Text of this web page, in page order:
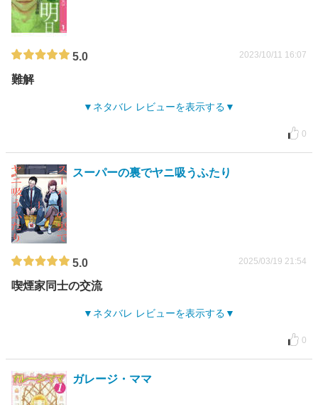
5.0 2023/10/11 16:07
難解
ネタバレ レビューを表示する
0
スーパーの裏でヤニ吸うふたり
5.0 2025/03/19 21:54
喫煙家同士の交流
ネタバレ レビューを表示する
0
ガレージ・ママ